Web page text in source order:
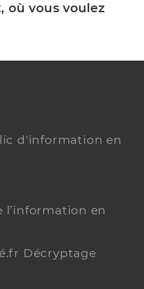
où vous voulez
d'information en
l’information en
Décryptage